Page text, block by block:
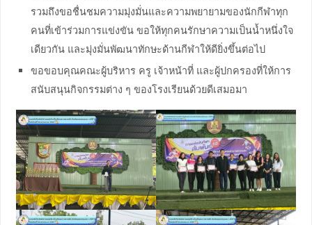
รวมถึงขอชื่นชมความมุ่งมั่นและความพยายามของนักกีฬาทุก
คนที่เข้าร่วมการแข่งขัน ขอให้ทุกคนรักษาความเป็นน้ำหนึ่งใจ
เดียวกัน และมุ่งมั่นพัฒนาทักษะด้านกีฬาให้ดียิ่งขึ้นต่อไป
ขอขอบคุณคณะผู้บริหาร ครู เจ้าหน้าที่ และผู้ปกครองที่ให้การ
สนับสนุนกิจกรรมต่าง ๆ ของโรงเรียนด้วยดีเสมอมา